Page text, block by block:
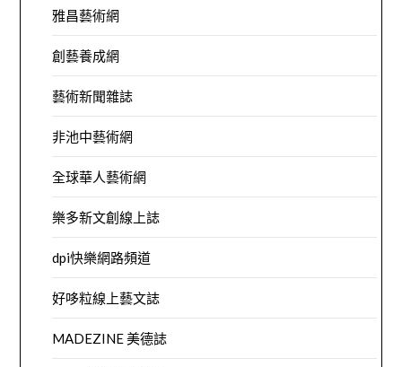
雅昌藝術網
創藝養成網
藝術新聞雜誌
非池中藝術網
全球華人藝術網
樂多新文創線上誌
dpi快樂網路頻道
好哆粒線上藝文誌
MADEZINE 美德誌